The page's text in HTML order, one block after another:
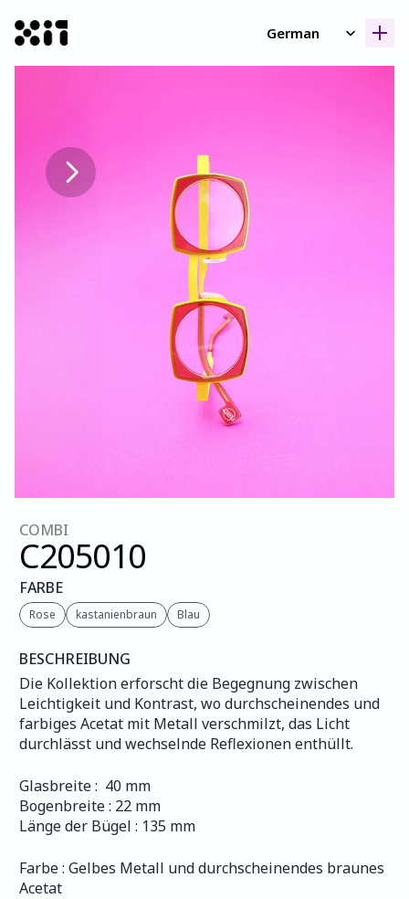
German
COMBI
C205010
FARBE
Rose kastanienbraun Blau
BESCHREIBUNG
Die Kollektion erforscht die Begegnung zwischen
Leichtigkeit und Kontrast, wo durchscheinendes und
farbiges Acetat mit Metall verschmilzt, das Licht
durchlässt und wechselnde Reflexionen enthüllt.
Glasbreite :  40 mm
Bogenbreite : 22 mm
Länge der Bügel : 135 mm
Farbe : Gelbes Metall und durchscheinendes braunes
Acetat